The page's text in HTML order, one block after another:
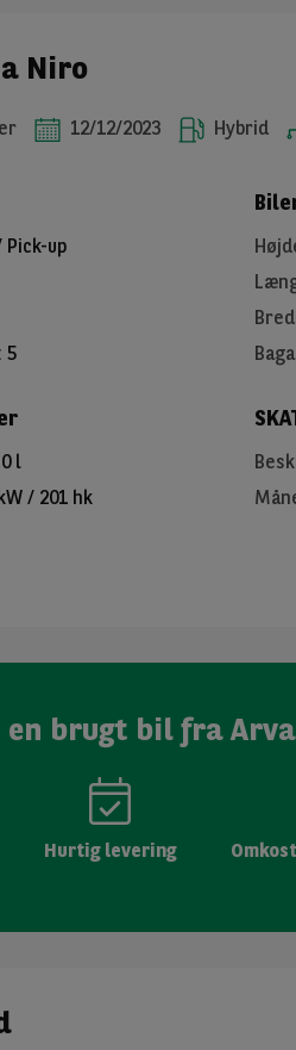
Niro
12/12/2023 Hybrid
Pick-up
: 5
l
/ 201 hk
brugt bil fra
Hurtig levering